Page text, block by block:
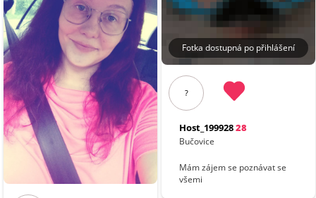
Fotka dostupná po přihlášení
?
Host_19992828
Bučovice
Mám zájem se poznávat se
všemi